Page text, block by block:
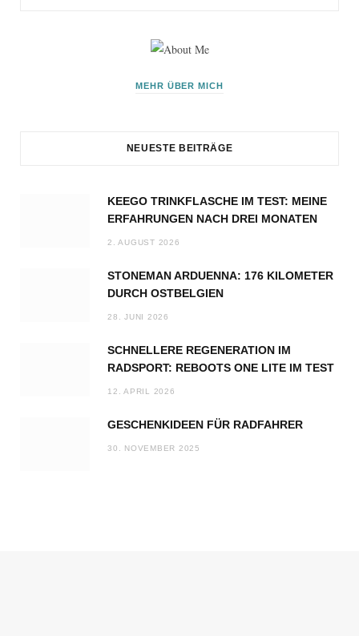
MEHR ÜBER MICH
NEUESTE BEITRÄGE
KEEGO TRINKFLASCHE IM TEST: MEINE
ERFAHRUNGEN NACH DREI MONATEN
2. AUGUST 2026
STONEMAN ARDUENNA: 176 KILOMETER
DURCH OSTBELGIEN
28. JUNI 2026
SCHNELLERE REGENERATION IM
RADSPORT: REBOOTS ONE LITE IM TEST
12. APRIL 2026
GESCHENKIDEEN FÜR RADFAHRER
30. NOVEMBER 2025